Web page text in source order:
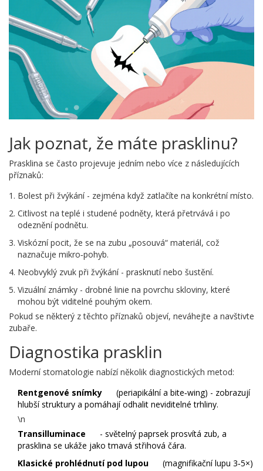
Jak poznat, že máte prasklinu?
Prasklina se často projevuje jedním nebo více z následujících
příznaků:
Bolest při žvýkání - zejména když zatlačíte na konkrétní místo.
Citlivost na teplé i studené podněty, která přetrvává i po
odeznění podnětu.
Viskózní pocit, že se na zubu „posouvá“ materiál, což
naznačuje mikro‑pohyb.
Neobvyklý zvuk při žvýkání - prasknutí nebo šustění.
Vizuální známky - drobné linie na povrchu skloviny, které
mohou být viditelné pouhým okem.
Pokud se některý z těchto příznaků objeví, neváhejte a navštivte
zubaře.
Diagnostika prasklin
Moderní stomatologie nabízí několik diagnostických metod:
Rentgenové snímky
(periapikální a bite‑wing) - zobrazují
hlubší struktury a pomáhají odhalit neviditelné trhliny.
\n
Transilluminace
- světelný paprsek prosvítá zub, a
prasklina se ukáže jako tmavá střihová čára.
Klasické prohlédnutí pod lupou
(magnifikační lupu 3‑5×)